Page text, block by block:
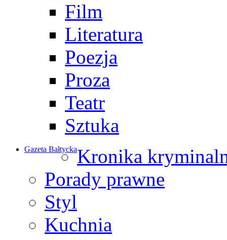
Film
Literatura
Poezja
Proza
Teatr
Sztuka
Gazeta BałtyckaKronika
Porady prawne
Styl
Kuchnia